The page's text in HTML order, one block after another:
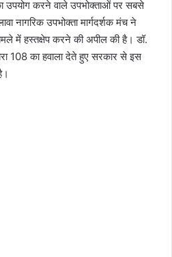
करने वाले उपभोक्ताओं पर सबसे
नागरिक उपभोक्ता मार्गदर्शक मंच ने
में हस्तक्षेप करने की अपील की है। डॉ.
108 का हवाला देते हुए सरकार से इस